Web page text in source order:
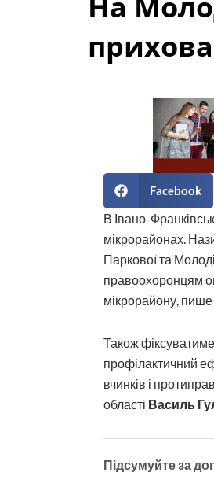
Facebook
В Івано-
мікрорайонах.
Паркової та
правоохоронцям
мікрорайону,
Також
профілактичний
вчинків і
області Василь
Підсумуйте за